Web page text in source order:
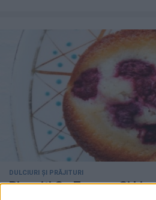
DULCIURI ȘI PRĂJITURI
Biscuiti Cu Zmeura Si